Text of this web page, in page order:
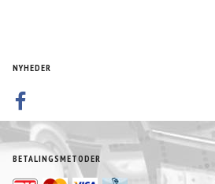
NYHEDER
BETALINGSMETODER